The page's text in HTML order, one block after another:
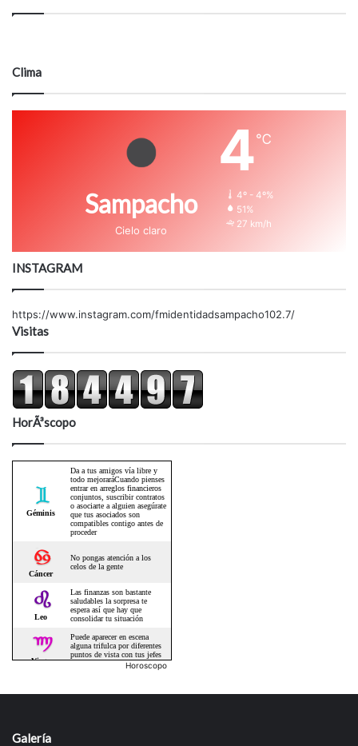
Clima
Sampacho
Cielo claro
4℃
4º - 4º%
51%
27 km/h
INSTAGRAM
https://www.instagram.com/fmidentidadsampacho102.7/
Visitas
HorÃ³scopo
Horoscopo
Galería